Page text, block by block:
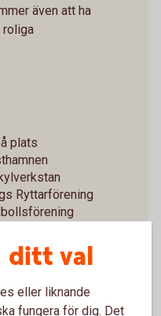
även att ha
roliga
plats
Ryttarförening
ditt val
eller liknande
fungera för dig. Det